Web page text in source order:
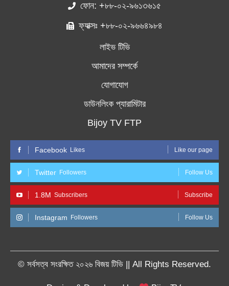
ফোন: +৮৮-০২-৯৬১৩৬১৫
ফ্যাক্সঃ +৮৮-০২-৯৬৬৪৯৮৪
লাইভ টিভি
আমাদের সম্পর্কে
যোগাযোগ
ডাউনলিংক প্যারামিটার
Bijoy TV FTP
Facebook Likes Like our page
Twitter Followers Follow Us
1.8M Subscribers Subscribe
Instagram Followers Follow Us
© সর্বসত্ব সংরক্ষিত ২০২৬ বিজয় টিভি || All Rights Reserved.